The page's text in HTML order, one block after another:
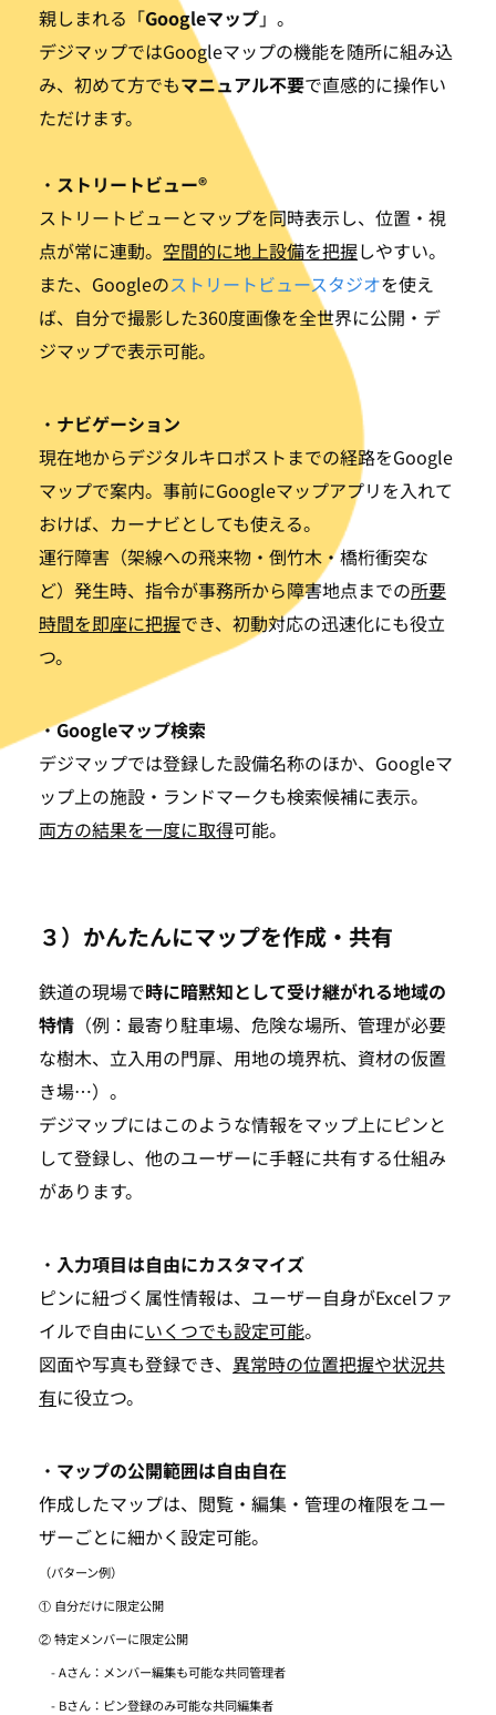
親しまれる「Googleマップ」。
デジマップではGoogleマップの機能を随所に組み込
み、初めて方でもマニュアル不要で直感的に操作い
ただけます。
・ ストリートビュー®
ストリートビューとマップを同時表示し、位置・視
点が常に連動。 空間的に地上設備を把握しやすい。
また、Googleのストリートビュースタジオを使え
ば、自分で撮影した360度画像を全世界に公開・デ
ジマップで表示可能。
・ ナビゲーション
現在地からデジタルキロポストまでの経路をGoogle
マップで案内。事前にGoogleマップアプリを入れて
おけば、カーナビとしても使える。
運行障害（架線への飛来物・倒竹木・橋桁衝突な
ど）発生時、指令が事務所から障害地点までの所要
時間を即座に把握でき、初動対応の迅速化にも役立
つ。
・Googleマップ検索
デジマップでは登録した設備名称のほか、Googleマ
ップ上の施設・ランドマークも検索候補に表示。
両方の結果を一度に取得可能。
３）かんたんにマップを作成・共有
鉄道の現場で時に暗黙知として受け継がれる地域の
特情 （例：最寄り駐車場、危険な場所、管理が必要
な樹木、立入用の門扉、用地の境界杭、資材の仮置
き場…）。
デジマップにはこのような情報をマップ上にピンと
して登録し、他のユーザーに手軽に共有する仕組み
があります。
・ 入力項目は自由にカスタマイズ
ピンに紐づく属性情報は、ユーザー自身がExcelファ
イルで自由にいくつでも設定可能。
図面や写真も登録でき、 異常時の位置把握や状況共
有に役立つ。
・ マップの公開範囲は自由自在
作成したマップは、閲覧・編集・管理の権限をユー
ザーごとに細かく設定可能。
（パターン例）
① 自分だけに限定公開
② 特定メンバーに限定公開
- Aさん：メンバー編集も可能な共同管理者
- Bさん：ピン登録のみ可能な共同編集者